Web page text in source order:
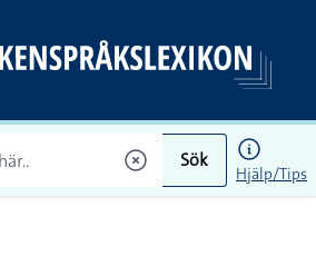
Sök
Hjälp/Tips